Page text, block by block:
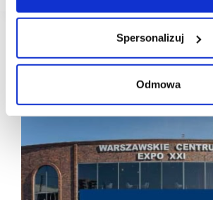
Spersonalizuj
Odmowa